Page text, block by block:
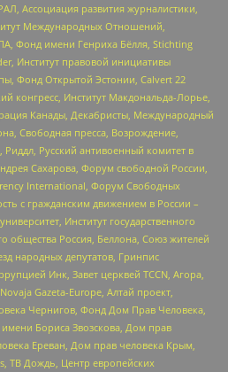
Ассоциация развития журналистики,
Международных Отношений,
Фонд имени Генриха Бёлля, Stichting
Институт правовой инициативы
Фонд Открытой Эстонии, Calvert 22
конгресс, Институт Макдональда-Лорье,
Канады, Декабристы, Международный
Свободная пресса, Возрождение,
Русский антивоенный комитет в
Сахарова, Форум свободной России,
International, Форум Свободных
с гражданским движением в России –
Институт государственного
общества Россия, Беллона, Союз жителей
народных депутатов, Гринпис
Инк, Завет церквей TCCN, Агора,
Gazeta-Europe, Алтай проект,
Чернигов, Фонд Дом Прав Человека,
Бориса Звозскова, Дом прав
Ереван, Дом прав человека Крым,
ТВ Дождь, Центр европейских